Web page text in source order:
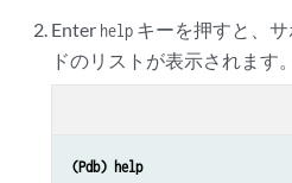
Enter help キーを押すと、
ドのリストが表示されます。
(Pdb) help